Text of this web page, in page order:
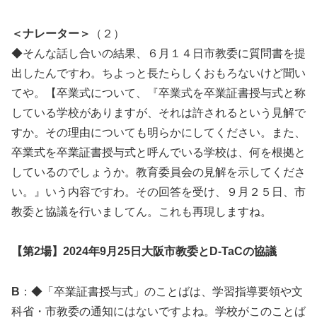
＜ナレーター＞
（２）
◆そんな話し合いの結果、６月１４日市教委に質問書を提
出したんですわ。ちよっと長たらしくおもろないけど聞い
てや。【卒業式について、『卒業式を卒業証書授与式と称
している学校がありますが、それは許されるという見解で
すか。その理由についても明らかにしてください。また、
卒業式を卒業証書授与式と呼んでいる学校は、何を根拠と
しているのでしょうか。教育委員会の見解を示してくださ
い。』いう内容ですわ。その回答を受け、９月２５日、市
教委と協議を行いましてん。これも再現しますね。
【第2場】2024年9月25日大阪市教委とD-TaCの協議
B ：◆「卒業証書授与式」のことばは、学習指導要領や文
科省・市教委の通知にはないですよね。学校がこのことば